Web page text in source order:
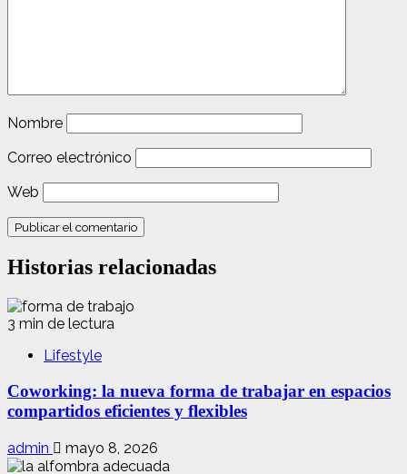
Nombre
Correo electrónico
Web
Historias relacionadas
3 min de lectura
Lifestyle
Coworking: la nueva forma de trabajar en espacios
compartidos eficientes y flexibles
admin mayo 8, 2026